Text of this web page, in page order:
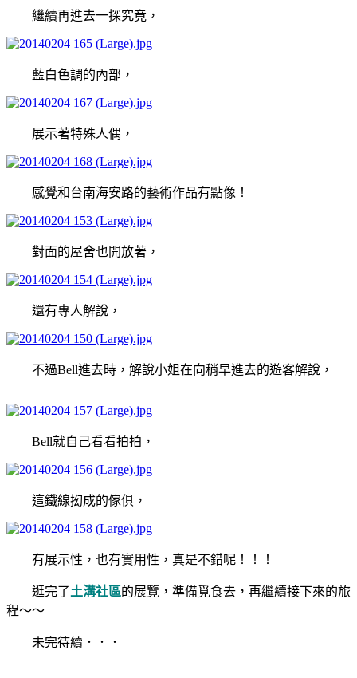
繼續再進去一探究竟，
藍白色調的內部，
展示著特殊人偶，
感覺和台南海安路的藝術作品有點像！
對面的屋舍也開放著，
還有專人解說，
不過Bell進去時，解說小姐在向稍早進去的遊客解說，
Bell就自己看看拍拍，
這鐵線抝成的傢俱，
有展示性，也有實用性，真是不錯呢！！！
逛完了土溝社區的展覽，準備覓食去，再繼續接下來的旅
程～～
未完待續．．．